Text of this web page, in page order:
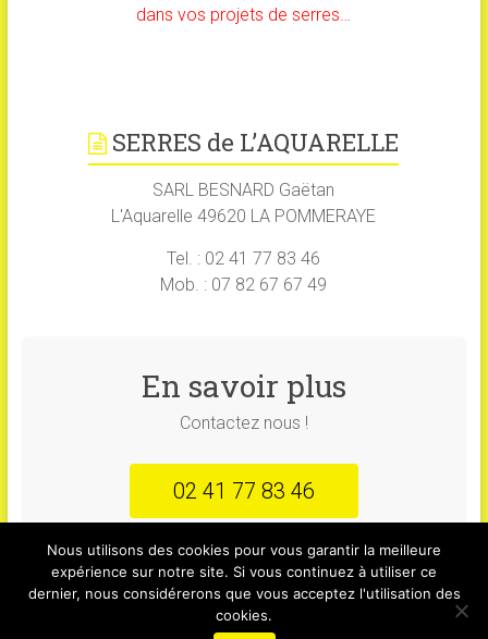
dans vos projets de serres…
SERRES de L’AQUARELLE
SARL BESNARD Gaëtan
L'Aquarelle 49620 LA POMMERAYE
Tel. : 02 41 77 83 46
Mob. : 07 82 67 67 49
En savoir plus
Contactez nous !
02 41 77 83 46
Nous utilisons des cookies pour vous garantir la meilleure
expérience sur notre site. Si vous continuez à utiliser ce
dernier, nous considérerons que vous acceptez l'utilisation des
cookies.